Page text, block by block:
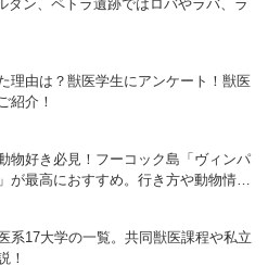
ダン、ペトラ遺跡ではロバやラバ、ラ
理由は？獣医学生にアンケート！獣医
紹介！
物好き必見！フーコック島「ヴィンパ
が最高におすすめ。行き方や動物情報
系17大学の一覧。共同獣医課程や私立
！